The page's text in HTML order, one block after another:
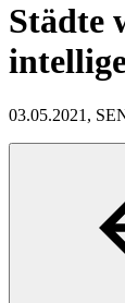
Städte
03.05.2021,